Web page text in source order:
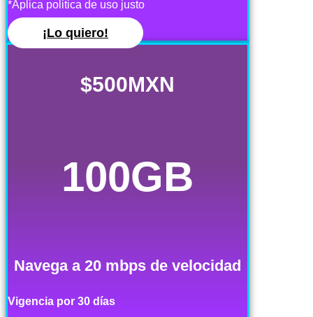
*Aplica politica de uso justo
¡Lo quiero!
$500MXN
100GB
Navega a 20 mbps de velocidad
Vigencia por 30 días